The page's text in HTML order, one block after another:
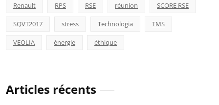
Renault RPS RSE réunion SCORE RSE
SQVT2017 stress Technologia TMS
VEOLIA énergie éthique
Articles récents